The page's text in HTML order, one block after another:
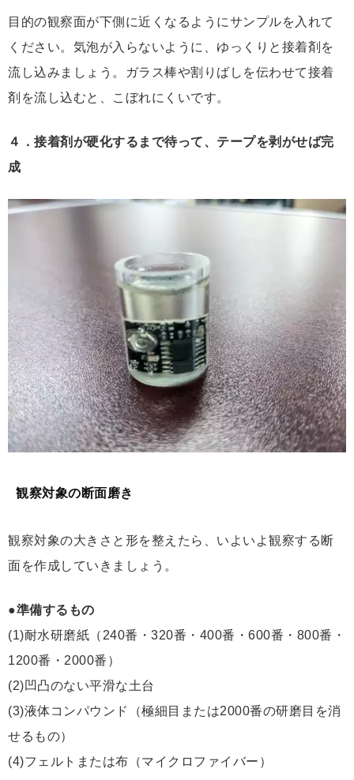
目的の観察面が下側に近くなるようにサンプルを入れて
ください。気泡が入らないように、ゆっくりと接着剤を
流し込みましょう。ガラス棒や割りばしを伝わせて接着
剤を流し込むと、こぼれにくいです。
４．接着剤が硬化するまで待って、テープを剥がせば完
成
観察対象の断面磨き
観察対象の大きさと形を整えたら、いよいよ観察する断
面を作成していきましょう。
●準備するもの
(1)耐水研磨紙（240番・320番・400番・600番・800番・
1200番・2000番）
(2)凹凸のない平滑な土台
(3)液体コンパウンド（極細目または2000番の研磨目を消
せるもの）
(4)フェルトまたは布（マイクロファイバー）